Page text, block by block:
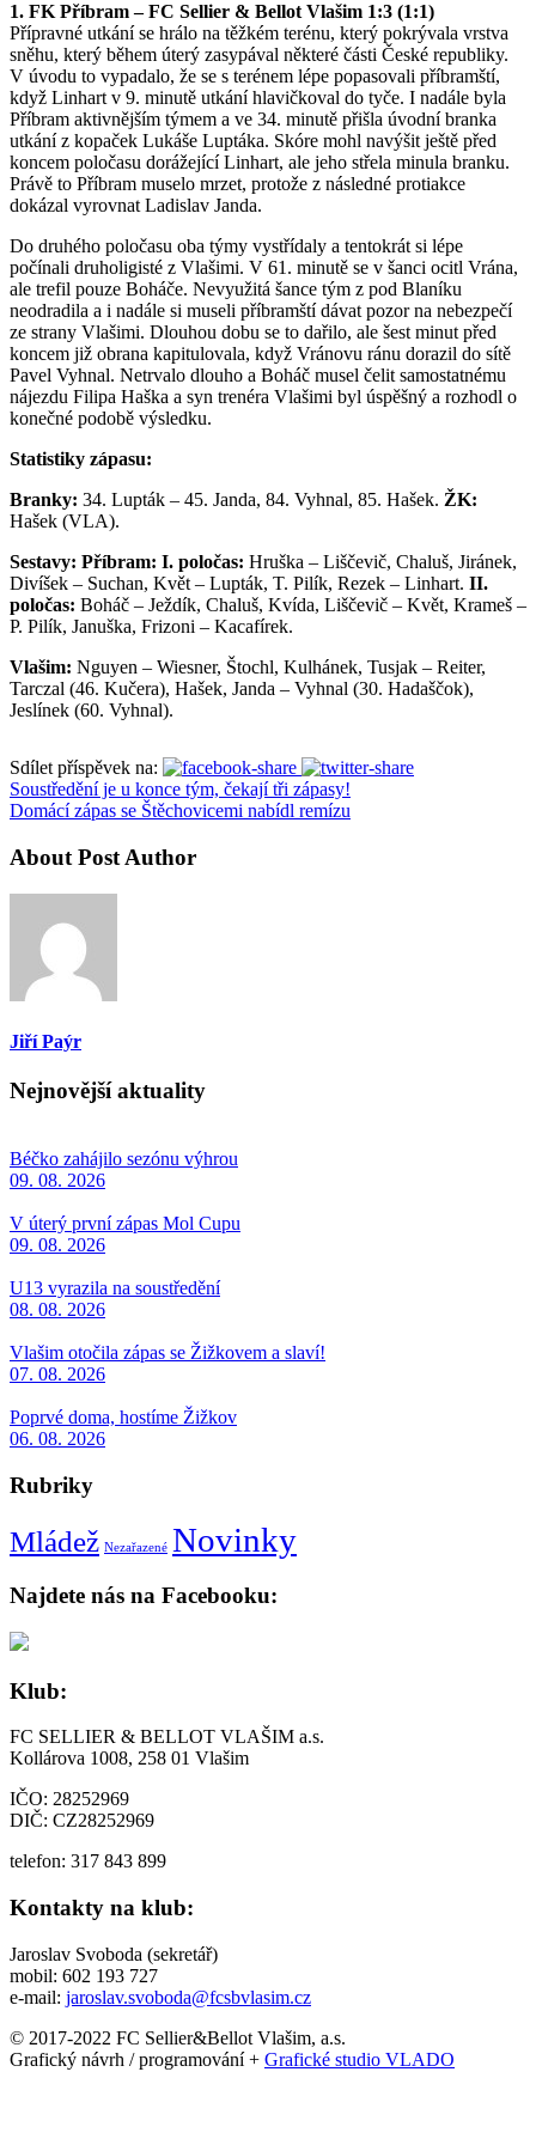
1. FK Příbram – FC Sellier & Bellot Vlašim 1:3 (1:1)
Přípravné utkání se hrálo na těžkém terénu, který pokrývala vrstva
sněhu, který během úterý zasypával některé části České republiky.
V úvodu to vypadalo, že se s terénem lépe popasovali příbramští,
když Linhart v 9. minutě utkání hlavičkoval do tyče. I nadále byla
Příbram aktivnějším týmem a ve 34. minutě přišla úvodní branka
utkání z kopaček Lukáše Luptáka. Skóre mohl navýšit ještě před
koncem poločasu dorážející Linhart, ale jeho střela minula branku.
Právě to Příbram muselo mrzet, protože z následné protiakce
dokázal vyrovnat Ladislav Janda.
Do druhého poločasu oba týmy vystřídaly a tentokrát si lépe
počínali druholigisté z Vlašimi. V 61. minutě se v šanci ocitl Vrána,
ale trefil pouze Boháče. Nevyužitá šance tým z pod Blaníku
neodradila a i nadále si museli příbramští dávat pozor na nebezpečí
ze strany Vlašimi. Dlouhou dobu se to dařilo, ale šest minut před
koncem již obrana kapitulovala, když Vránovu ránu dorazil do sítě
Pavel Vyhnal. Netrvalo dlouho a Boháč musel čelit samostatnému
nájezdu Filipa Haška a syn trenéra Vlašimi byl úspěšný a rozhodl o
konečné podobě výsledku.
Statistiky zápasu:
Branky: 34. Lupták – 45. Janda, 84. Vyhnal, 85. Hašek. ŽK:
Hašek (VLA).
Sestavy: Příbram: I. poločas: Hruška – Liščevič, Chaluš, Jiránek,
Divíšek – Suchan, Květ – Lupták, T. Pilík, Rezek – Linhart. II.
poločas: Boháč – Ježdík, Chaluš, Kvída, Liščevič – Květ, Krameš –
P. Pilík, Januška, Frizoni – Kacafírek.
Vlašim: Nguyen – Wiesner, Štochl, Kulhánek, Tusjak – Reiter,
Tarczal (46. Kučera), Hašek, Janda – Vyhnal (30. Hadaščok),
Jeslínek (60. Vyhnal).
Sdílet příspěvek na:
Soustředění je u konce tým, čekají tři zápasy!
Domácí zápas se Štěchovicemi nabídl remízu
About Post Author
Jiří Paýr
Nejnovější aktuality
Béčko zahájilo sezónu výhrou
09. 08. 2026
V úterý první zápas Mol Cupu
09. 08. 2026
U13 vyrazila na soustředění
08. 08. 2026
Vlašim otočila zápas se Žižkovem a slaví!
07. 08. 2026
Poprvé doma, hostíme Žižkov
06. 08. 2026
Rubriky
Mládež Nezařazené Novinky
Najdete nás na Facebooku:
Klub:
FC SELLIER & BELLOT VLAŠIM a.s.
Kollárova 1008, 258 01 Vlašim
IČO: 28252969
DIČ: CZ28252969
telefon: 317 843 899
Kontakty na klub:
Jaroslav Svoboda (sekretář)
mobil: 602 193 727
e-mail: jaroslav.svoboda@fcsbvlasim.cz
© 2017-2022 FC Sellier&Bellot Vlašim, a.s.
Grafický návrh / programování + Grafické studio VLADO